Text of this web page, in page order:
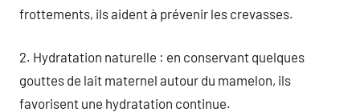
frottements, ils aident à prévenir les crevasses.
2. Hydratation naturelle : en conservant quelques
gouttes de lait maternel autour du mamelon, ils
favorisent une hydratation continue.